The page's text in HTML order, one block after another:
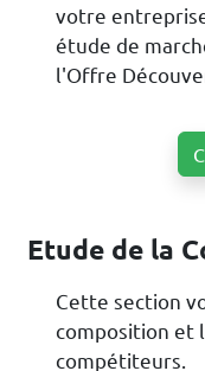
votre
étude de
l'Offre
Etude de la
Cette section
composition et
compétiteurs.